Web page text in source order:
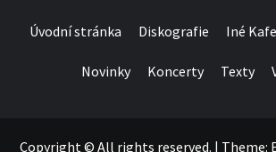
Úvodní stránka Diskografie Iné Kafe
Novinky Koncerty Texty
Copyright © All rights reserved. | Theme: